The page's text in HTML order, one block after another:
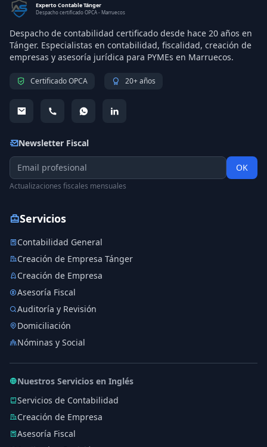
Experto Contable Tánger
Despacho certificado OPCA - Marruecos
Despacho de contabilidad certificado desde hace 20 años en
Tánger. Especialistas en contabilidad, fiscalidad, creación de
empresas y asesoría jurídica para PYMEs en Marruecos.
Certificado OPCA 20+ años
Newsletter Fiscal
OK
Actualizaciones fiscales mensuales
Servicios
Contabilidad General
Creación de Empresa Tánger
Creación de Empresa
Asesoría Fiscal
Auditoría y Revisión
Domiciliación
Nóminas y Social
Nuestros Servicios en Inglés
Servicios de Contabilidad
Creación de Empresa
Asesoría Fiscal